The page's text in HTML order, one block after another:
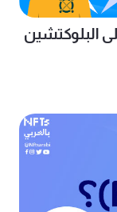
البلوكتشين